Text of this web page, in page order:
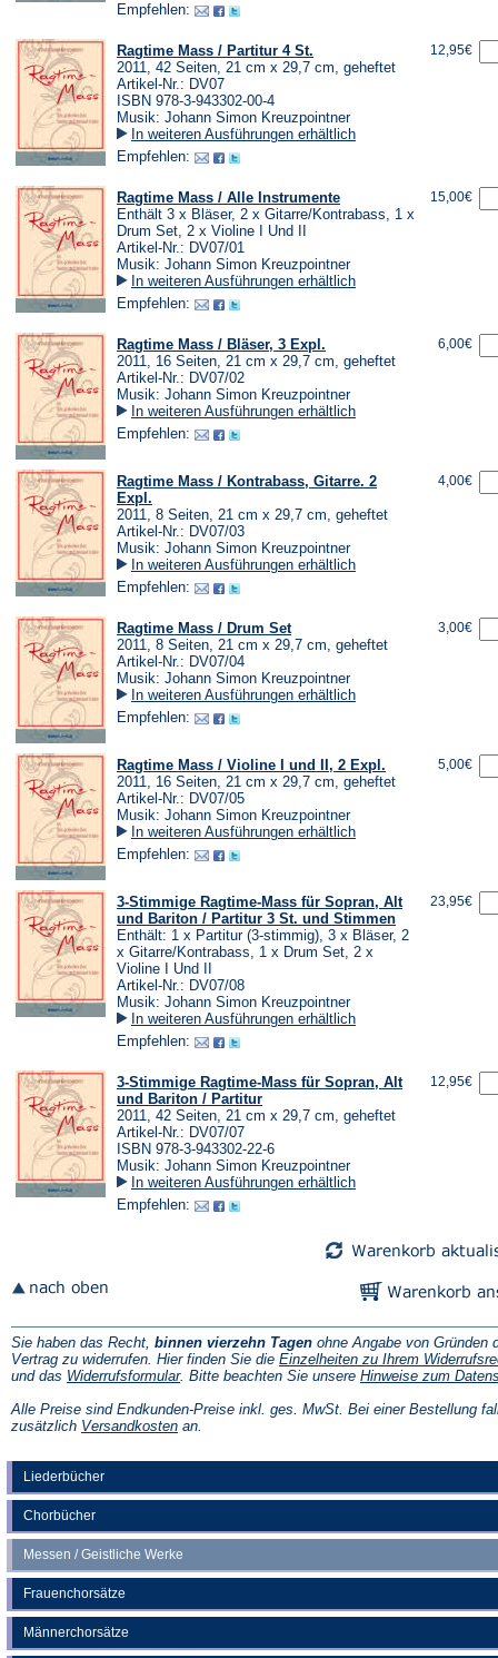
Liederbücher
Chorbücher
Messen / Geistliche Werke
Frauenchorsätze
Männerchorsätze
Empfehlen:
Ragtime Mass / Partitur 4 St.
2011, 42 Seiten, 21 cm x 29,7 cm, geheftet
Artikel-Nr.: DV07
ISBN 978-3-943302-00-4
Musik: Johann Simon Kreuzpointner
In weiteren Ausführungen erhältlich
Empfehlen:
12,95€
Ragtime Mass / Alle Instrumente
Enthält 3 x Bläser, 2 x Gitarre/Kontrabass, 1 x
Drum Set, 2 x Violine I Und II
Artikel-Nr.: DV07/01
Musik: Johann Simon Kreuzpointner
In weiteren Ausführungen erhältlich
Empfehlen:
15,00€
Ragtime Mass / Bläser, 3 Expl.
2011, 16 Seiten, 21 cm x 29,7 cm, geheftet
Artikel-Nr.: DV07/02
Musik: Johann Simon Kreuzpointner
In weiteren Ausführungen erhältlich
Empfehlen:
6,00€
Ragtime Mass / Kontrabass, Gitarre. 2
Expl.
2011, 8 Seiten, 21 cm x 29,7 cm, geheftet
Artikel-Nr.: DV07/03
Musik: Johann Simon Kreuzpointner
In weiteren Ausführungen erhältlich
Empfehlen:
4,00€
Ragtime Mass / Drum Set
2011, 8 Seiten, 21 cm x 29,7 cm, geheftet
Artikel-Nr.: DV07/04
Musik: Johann Simon Kreuzpointner
In weiteren Ausführungen erhältlich
Empfehlen:
3,00€
Ragtime Mass / Violine I und II, 2 Expl.
2011, 16 Seiten, 21 cm x 29,7 cm, geheftet
Artikel-Nr.: DV07/05
Musik: Johann Simon Kreuzpointner
In weiteren Ausführungen erhältlich
Empfehlen:
5,00€
3-Stimmige Ragtime-Mass für Sopran, Alt
und Bariton / Partitur 3 St. und Stimmen
Enthält: 1 x Partitur (3-stimmig), 3 x Bläser, 2
x Gitarre/Kontrabass, 1 x Drum Set, 2 x
Violine I Und II
Artikel-Nr.: DV07/08
Musik: Johann Simon Kreuzpointner
In weiteren Ausführungen erhältlich
Empfehlen:
23,95€
3-Stimmige Ragtime-Mass für Sopran, Alt
und Bariton / Partitur
2011, 42 Seiten, 21 cm x 29,7 cm, geheftet
Artikel-Nr.: DV07/07
ISBN 978-3-943302-22-6
Musik: Johann Simon Kreuzpointner
In weiteren Ausführungen erhältlich
Empfehlen:
12,95€
Sie haben das Recht, binnen vierzehn Tagen ohne Angabe von Gründen
Vertrag zu widerrufen. Hier finden Sie die Einzelheiten zu Ihrem
und das Widerrufsformular(Öffnet
einem
neuen
. Bitte beachten Sie unsere Hinweise zum
Alle Preise sind Endkunden-Preise inkl. ges. MwSt. Bei einer Bestellung
zusätzlich Versandkosten(Öffnet
an.